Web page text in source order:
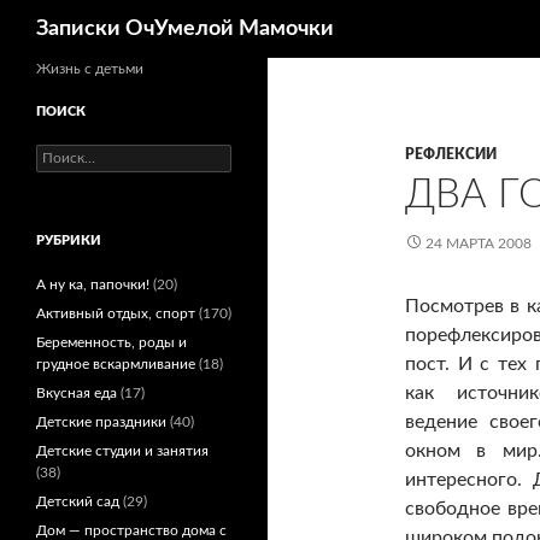
Перейти
Записки ОчУмелой Мамочки
РЕФЛЕКСИИ
ДВА
24 МАРТА 2008
Посмотрев в
пост. И с тех
как
ведение
окном в
свободное
Жизнь с детьми
ПОИСК
Найти:
РУБРИКИ
А ну ка, папочки! (20)
Активный отдых, спорт (170)
Беременность, роды и
грудное вскармливание (18)
Вкусная еда (17)
Детские праздники (40)
Детские студии и занятия
(38)
Детский сад (29)
Дом — пространство дома с